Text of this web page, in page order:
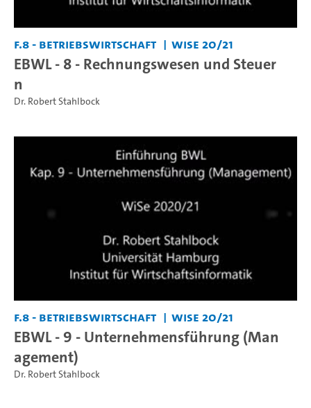
F.8 - Betriebswirtschaft WiSe 20/21
EBWL - 8 - Rechnungswesen und Steuer
n
Dr. Robert Stahlbock
F.8 - Betriebswirtschaft WiSe 20/21
EBWL - 9 - Unternehmensführung (Man
agement)
Dr. Robert Stahlbock